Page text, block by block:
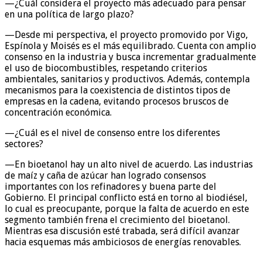
—¿Cuál considera el proyecto más adecuado para pensar
en una política de largo plazo?
—Desde mi perspectiva, el proyecto promovido por Vigo,
Espínola y Moisés es el más equilibrado. Cuenta con amplio
consenso en la industria y busca incrementar gradualmente
el uso de biocombustibles, respetando criterios
ambientales, sanitarios y productivos. Además, contempla
mecanismos para la coexistencia de distintos tipos de
empresas en la cadena, evitando procesos bruscos de
concentración económica.
—¿Cuál es el nivel de consenso entre los diferentes
sectores?
—En bioetanol hay un alto nivel de acuerdo. Las industrias
de maíz y caña de azúcar han logrado consensos
importantes con los refinadores y buena parte del
Gobierno. El principal conflicto está en torno al biodiésel,
lo cual es preocupante, porque la falta de acuerdo en este
segmento también frena el crecimiento del bioetanol.
Mientras esa discusión esté trabada, será difícil avanzar
hacia esquemas más ambiciosos de energías renovables.